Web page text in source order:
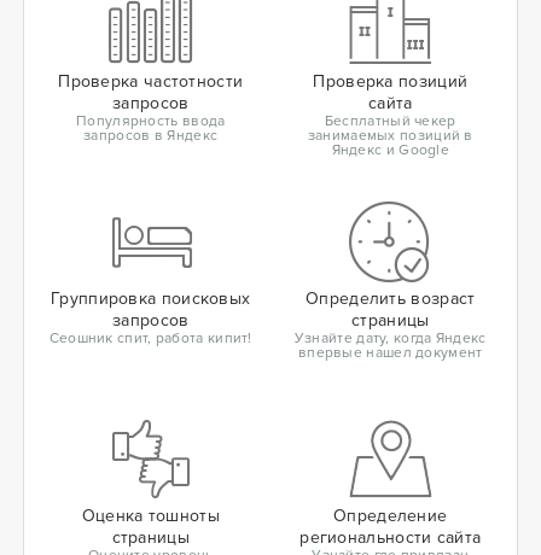
Проверка частотности
запросов
Популярность ввода
запросов в Яндекс
Проверка позиций
сайта
Бесплатный чекер
занимаемых позиций в
Яндекс и Google
Группировка поисковых
запросов
Сеошник спит, работа кипит!
Определить возраст
страницы
Узнайте дату, когда Яндекс
впервые нашел документ
Оценка тошноты
страницы
Определение
региональности сайта